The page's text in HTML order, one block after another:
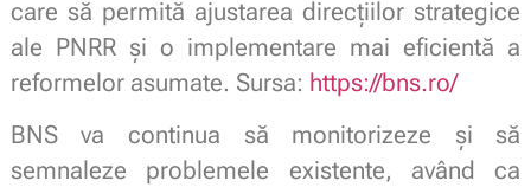
care să permită ajustarea direcțiilor strategice
ale PNRR și o implementare mai eficientă a
reformelor asumate. Sursa: https://bns.ro/
BNS va continua să monitorizeze și să
semnaleze problemele existente, având ca